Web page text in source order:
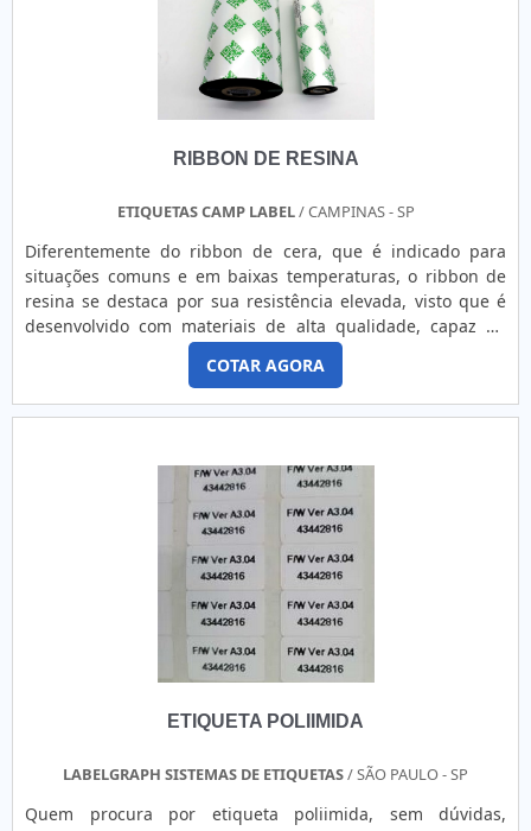
última geração, tudo para oferecer etiqueta lacre void com
excelente custo-benefício.Há muitas maneiras eficientes de
uma companhia demonstrar competência, excelência e
destaque em sua área de atuação. A Labelgraph Sistemas
de Etiquetas se mostra referência por ter: Atendimento
estoque de produtos.Ainda com uma visão analítica sobre
tenha produtos e serviços com ótima qualidade e precisão,
e podem gerar prejuízos futuros para os clientes.É por
estes motivos que a Labelgraph Sistemas de Etiquetas é
uma empresa responsável quando se explora o segmento
de identificação industrial. A empresa objetiva garantir a
tecnologia e desenvolvimento no que gera resultado e
qualidade para os clientes.A EMPRESA ESPECIALISTA DO
SEGMENTOApenas na Labelgraph Sistemas de Etiquetas as
procura soluções para identificação industrial. É sempre a
opção mais confiável, disponibilizando itens como etiquetas
para alta temperatura e etiqueta couche adesiva com ótima
qualidade e excelente custo-benefício.Apresentando
produtos de alto padrão, a empresa conta com profissionais
especializados e instalações modernas e em bom estado,
conquistando então a confiança de todos.A Labelgraph
Sistemas de Etiquetas é uma empresa que tem se
destacado da concorrência por toda seriedade e qualidade,
o que garante a melhor experiência para parceiros novos e
RIBBON DE RESINA
ETIQUETAS CAMP LABEL/ CAMPINAS - SP
Diferentemente do ribbon de cera, que é indicado para
situações comuns e em baixas temperaturas, o ribbon de
resina se destaca por sua resistência elevada, visto que é
desenvolvido com materiais de alta qualidade, capaz de
resistir a lavagens e altas temperaturas. PRINCIPAIS
APLICAÇÕES DO MODELO NA INDÚSTRIAO ribbon do tipo
resina está presente principalmente nos suprimentos para
impressora de termotransferência como nas etiquetas
entre outras. Além disso, o modelo permite impressões em
poliéster, polietileno, BOPP, PVC e produção de etiquetas
plásticas auto adesivas. Devido a ampla gama de locais que
podem adquirir o modelo, é importante que ele seja
produzido de forma personalizada, com cor, comprimento,
largura do rolo e diâmetro do tubete de acordo com o
necessitado pelo cliente. Ademais, é possível escolher entre
entintamento interno ou externo.Além de oferecer ótimo
custo, o ribbon feito de resina proporciona alto padrão de
resistente à água e ao calor. Em adicional, esse tipo de
riscos, tração, atritos, reações químicas, umidade, rasgo e
para: Siderúrgicas;Laboratórios;Setor agrícola; Indústrias
COTAR AGORA
ETIQUETA POLIIMIDA
LABELGRAPH SISTEMAS DE ETIQUETAS/ SÃO PAULO - SP
Quem procura por etiqueta poliimida, sem dúvidas,